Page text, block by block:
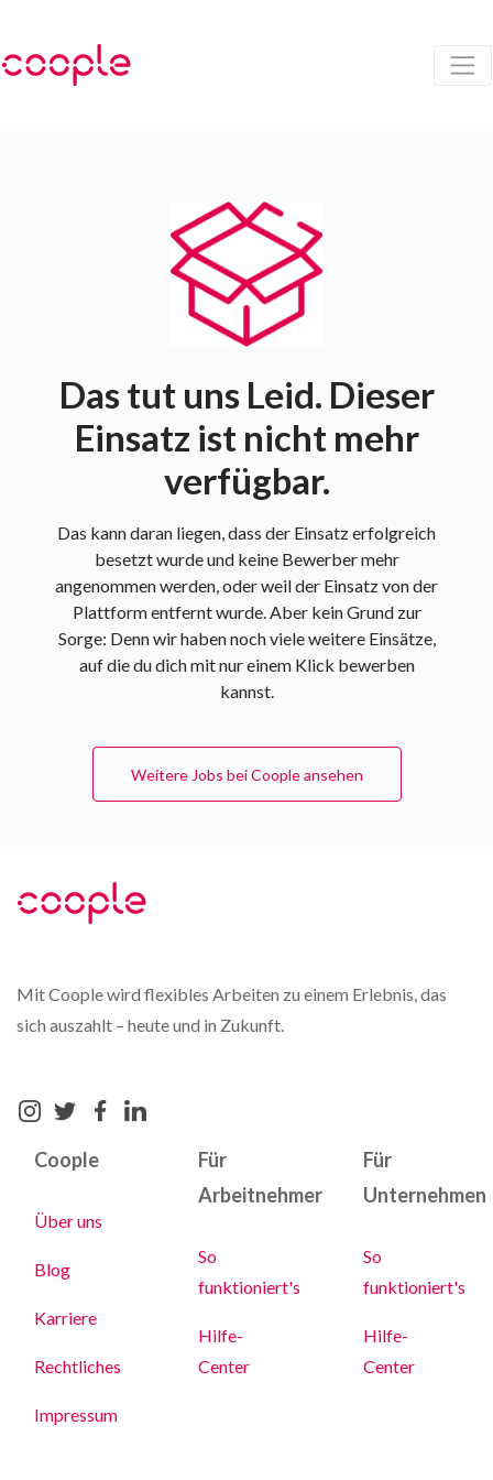
Das tut uns Leid. Dieser
Einsatz ist nicht mehr
verfügbar.
Das kann daran liegen, dass der Einsatz erfolgreich
besetzt wurde und keine Bewerber mehr
angenommen werden, oder weil der Einsatz von der
Plattform entfernt wurde. Aber kein Grund zur
Sorge: Denn wir haben noch viele weitere Einsätze,
auf die du dich mit nur einem Klick bewerben
kannst.
Weitere Jobs bei Coople ansehen
Mit Coople wird flexibles Arbeiten zu einem Erlebnis, das
sich auszahlt – heute und in Zukunft.
Coople
Über uns
Blog
Karriere
Rechtliches
Impressum
Für
Arbeitnehmer
So
funktioniert's
Hilfe-
Center
Für
Unternehmen
So
funktioniert's
Hilfe-
Center